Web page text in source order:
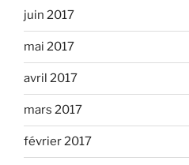
juin 2017
mai 2017
avril 2017
mars 2017
février 2017